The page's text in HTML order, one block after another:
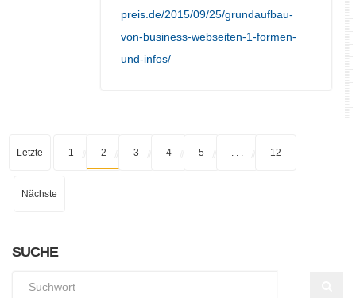
preis.de/2015/09/25/grundaufbau-
von-business-webseiten-1-formen-
und-infos/
Letzte 1 2 3 4 5 12
Nächste
SUCHE